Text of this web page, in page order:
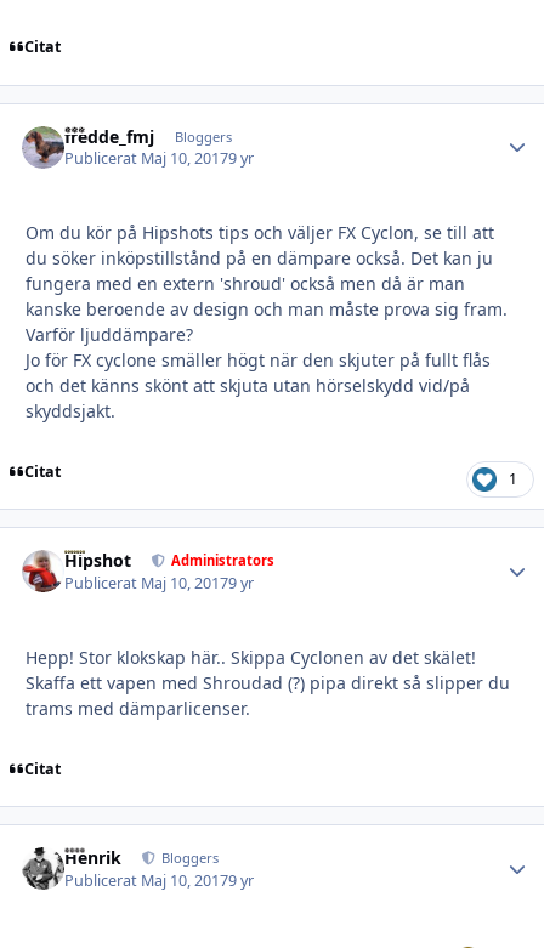
Citat
fredde_fmj Bloggers
Publicerat Maj 10, 20179 yr
Om du kör på Hipshots tips och väljer FX Cyclon, se till att
du söker inköpstillstånd på en dämpare också. Det kan ju
fungera med en extern 'shroud' också men då är man
kanske beroende av design och man måste prova sig fram.
Varför ljuddämpare?
Jo för FX cyclone smäller högt när den skjuter på fullt flås
och det känns skönt att skjuta utan hörselskydd vid/på
skyddsjakt.
Citat 1
Hipshot Administrators
Publicerat Maj 10, 20179 yr
Hepp! Stor klokskap här.. Skippa Cyclonen av det skälet!
Skaffa ett vapen med Shroudad (?) pipa direkt så slipper du
trams med dämparlicenser.
Citat
Henrik Bloggers
Publicerat Maj 10, 20179 yr